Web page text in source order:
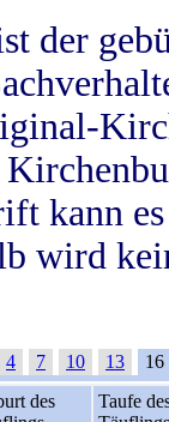
der
kann
wird
4 7 10 13
16
des
Taufe